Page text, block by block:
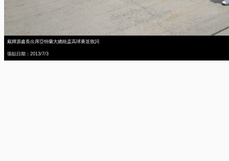
戴輝源處長出席亞特蘭大總統盃高球賽並致詞
張貼日期：2013/7/3